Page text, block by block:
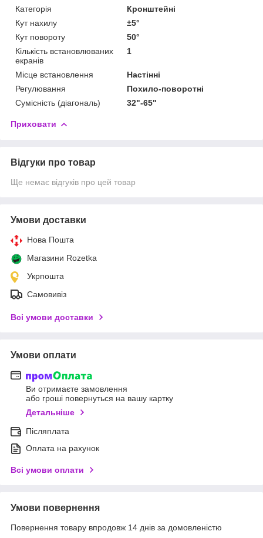
Категорія
Кронштейні
Кут нахилу
±5°
Кут повороту
50°
Кількість встановлюваних
екранів
1
Місце встановлення
Настінні
Регулювання
Похило-поворотні
Сумісність (діагональ)
32"-65"
Приховати
Відгуки про товар
Ще немає відгуків про цей товар
Умови доставки
Нова Пошта
Магазини Rozetka
Укрпошта
Самовивіз
Всі умови доставки
Умови оплати
Ви отримаєте замовлення
або гроші повернуться на вашу картку
Детальніше
Післяплата
Оплата на рахунок
Всі умови оплати
Умови повернення
Повернення товару впродовж 14 днів за домовленістю